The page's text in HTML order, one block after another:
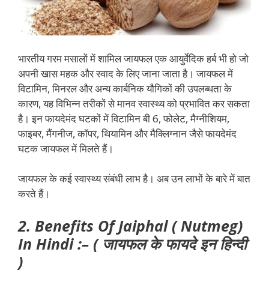
भारतीय गरम मसालों में शामिल जायफल एक आयुर्वेदिक हर्ब भी हो जो
अपनी खास महक और स्वाद के लिए जाना जाता है। जायफल में
विटामिन, मिनरल और अन्य कार्बनिक यौगिकों की उपलब्धता के
कारण, यह विभिन्न तरीकों से मानव स्वास्थ्य को प्रभावित कर सकता
है। इन फायदेमंद घटकों में विटामिन बी 6, फोलेट, मैग्नीशियम,
फाइबर, मैंगनीज, कॉपर, थियामिन और मैक्लिग्नान जैसे फायदेमंद
घटक जायफल में मिलते हैं।
जायफल के कई स्वास्थ्य संबंधी लाभ है। अब उन लाभों के बारे में बात
करते हैं।
2. Benefits Of Jaiphal ( Nutmeg)
In Hindi :– ( जायफल के फायदे इन हिन्दी
)